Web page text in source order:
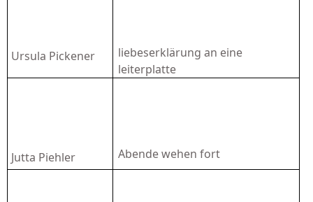
Ursula Pickener
liebeserklärung an eine
leiterplatte
Jutta Piehler Abende wehen fort